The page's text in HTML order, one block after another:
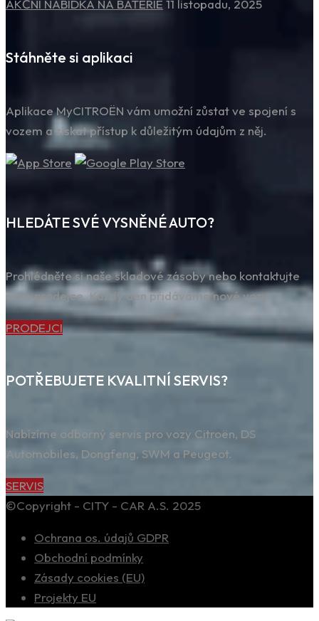
AKČNÍ NABÍDKA NA BATERIE 11 listopadu, 2025
Stáhněte si aplikaci
Aplikace MyCITROËN vám umožní zůstat ve spojení s
vozem a získat přístup k důležitým údajům z něj.
HLEDÁTE SVÉ VYSNĚNÉ AUTO?
Prohlédněte si naše skladové zásoby nebo kontaktujte
naše prodejce. Každý den přidáváme nové vozy.
PRODEJCI
POTŘEBUJETE KVALITNÍ SERVIS?
Nabízíme odborný servis pro vozy Citroën, DS
Automobiles, Dongfeng, SWM a Peugeot.
SERVIS
©Copyright - CITY - CAR A.S. 2025
Ochrana os. údajů GDPR
Obchodní podmínky
Zásady cookies (EU)
Projekty EU